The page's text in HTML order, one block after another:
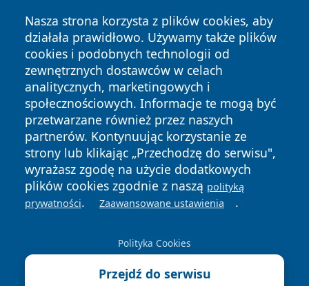
Nasza strona korzysta z plików cookies, aby
działała prawidłowo. Używamy także plików
cookies i podobnych technologii od
zewnętrznych dostawców w celach
analitycznych, marketingowych i
społecznościowych. Informacje te mogą być
przetwarzane również przez naszych
partnerów. Kontynuując korzystanie ze
strony lub klikając „Przechodzę do serwisu",
wyrażasz zgodę na użycie dodatkowych
plików cookies zgodnie z naszą polityką
prywatności. Zaawansowane ustawienia .
Polityka Cookies
Przejdź do serwisu
Copyright © 2026 bielskonews.pl Wszystkie prawa
zastrzeżone.
News Autorzy
Polityka
Prywatności
Polityka
Cookies